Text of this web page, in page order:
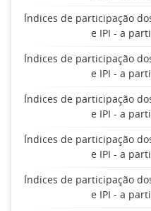
Índices de participação
e IPI - a
Índices de participação
e IPI - a
Índices de participação
e IPI - a
Índices de participação
e IPI - a
Índices de participação
e IPI - a